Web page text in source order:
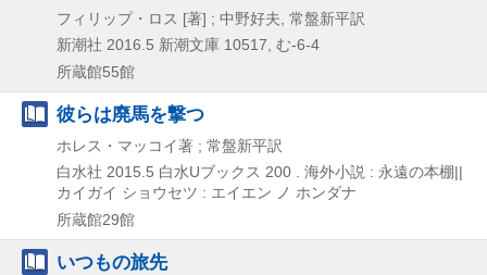
フィリップ・ロス [著] ; 中野好夫, 常盤新平訳
新潮社 2016.5 新潮文庫 10517, む-6-4
所蔵館55館
彼らは廃馬を撃つ
ホレス・マッコイ著 ; 常盤新平訳
白水社 2015.5 白水Uブックス 200 . 海外小説 : 永遠の本棚||
カイガイ ショウセツ : エイエン ノ ホンダナ
所蔵館29館
いつもの旅先